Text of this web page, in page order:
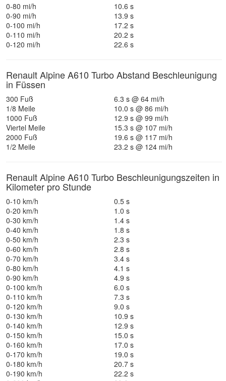
0-80 mi/h
10.6 s
0-90 mi/h
13.9 s
0-100 mi/h
17.2 s
0-110 mi/h
20.2 s
0-120 mi/h
22.6 s
Renault Alpine A610 Turbo Abstand Beschleunigung
in Füssen
300 Fuß
6.3 s @ 64 mi/h
1/8 Meile
10.0 s @ 86 mi/h
1000 Fuß
12.9 s @ 99 mi/h
Viertel Meile
15.3 s @ 107 mi/h
2000 Fuß
19.6 s @ 117 mi/h
1/2 Meile
23.2 s @ 124 mi/h
Renault Alpine A610 Turbo Beschleunigungszeiten in
Kilometer pro Stunde
0-10 km/h
0.5 s
0-20 km/h
1.0 s
0-30 km/h
1.4 s
0-40 km/h
1.8 s
0-50 km/h
2.3 s
0-60 km/h
2.8 s
0-70 km/h
3.4 s
0-80 km/h
4.1 s
0-90 km/h
4.9 s
0-100 km/h
6.0 s
0-110 km/h
7.3 s
0-120 km/h
9.0 s
0-130 km/h
10.9 s
0-140 km/h
12.9 s
0-150 km/h
15.0 s
0-160 km/h
17.0 s
0-170 km/h
19.0 s
0-180 km/h
20.7 s
0-190 km/h
22.2 s